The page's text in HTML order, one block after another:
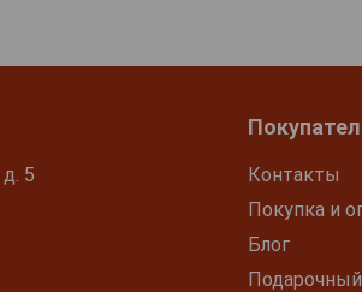
5
Контакты
Покупка и
Блог